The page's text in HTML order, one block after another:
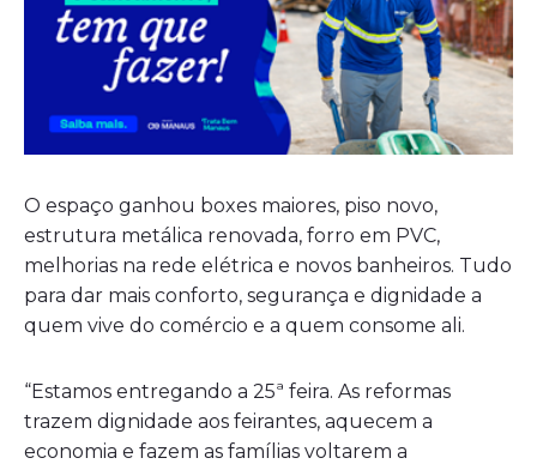
O espaço ganhou boxes maiores, piso novo,
estrutura metálica renovada, forro em PVC,
melhorias na rede elétrica e novos banheiros. Tudo
para dar mais conforto, segurança e dignidade a
quem vive do comércio e a quem consome ali.
“Estamos entregando a 25ª feira. As reformas
trazem dignidade aos feirantes, aquecem a
economia e fazem as famílias voltarem a